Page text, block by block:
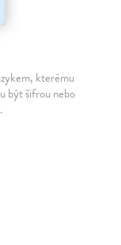
kterému
být šifrou nebo